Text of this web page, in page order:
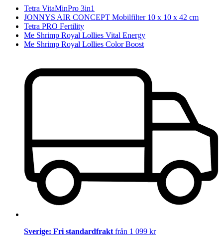
Tetra VitaMinPro 3in1
JONNYS AIR CONCEPT Mobilfilter 10 x 10 x 42 cm
Tetra PRO Fertility
Me Shrimp Royal Lollies Vital Energy
Me Shrimp Royal Lollies Color Boost
Sverige: Fri standardfrakt från 1 099 kr